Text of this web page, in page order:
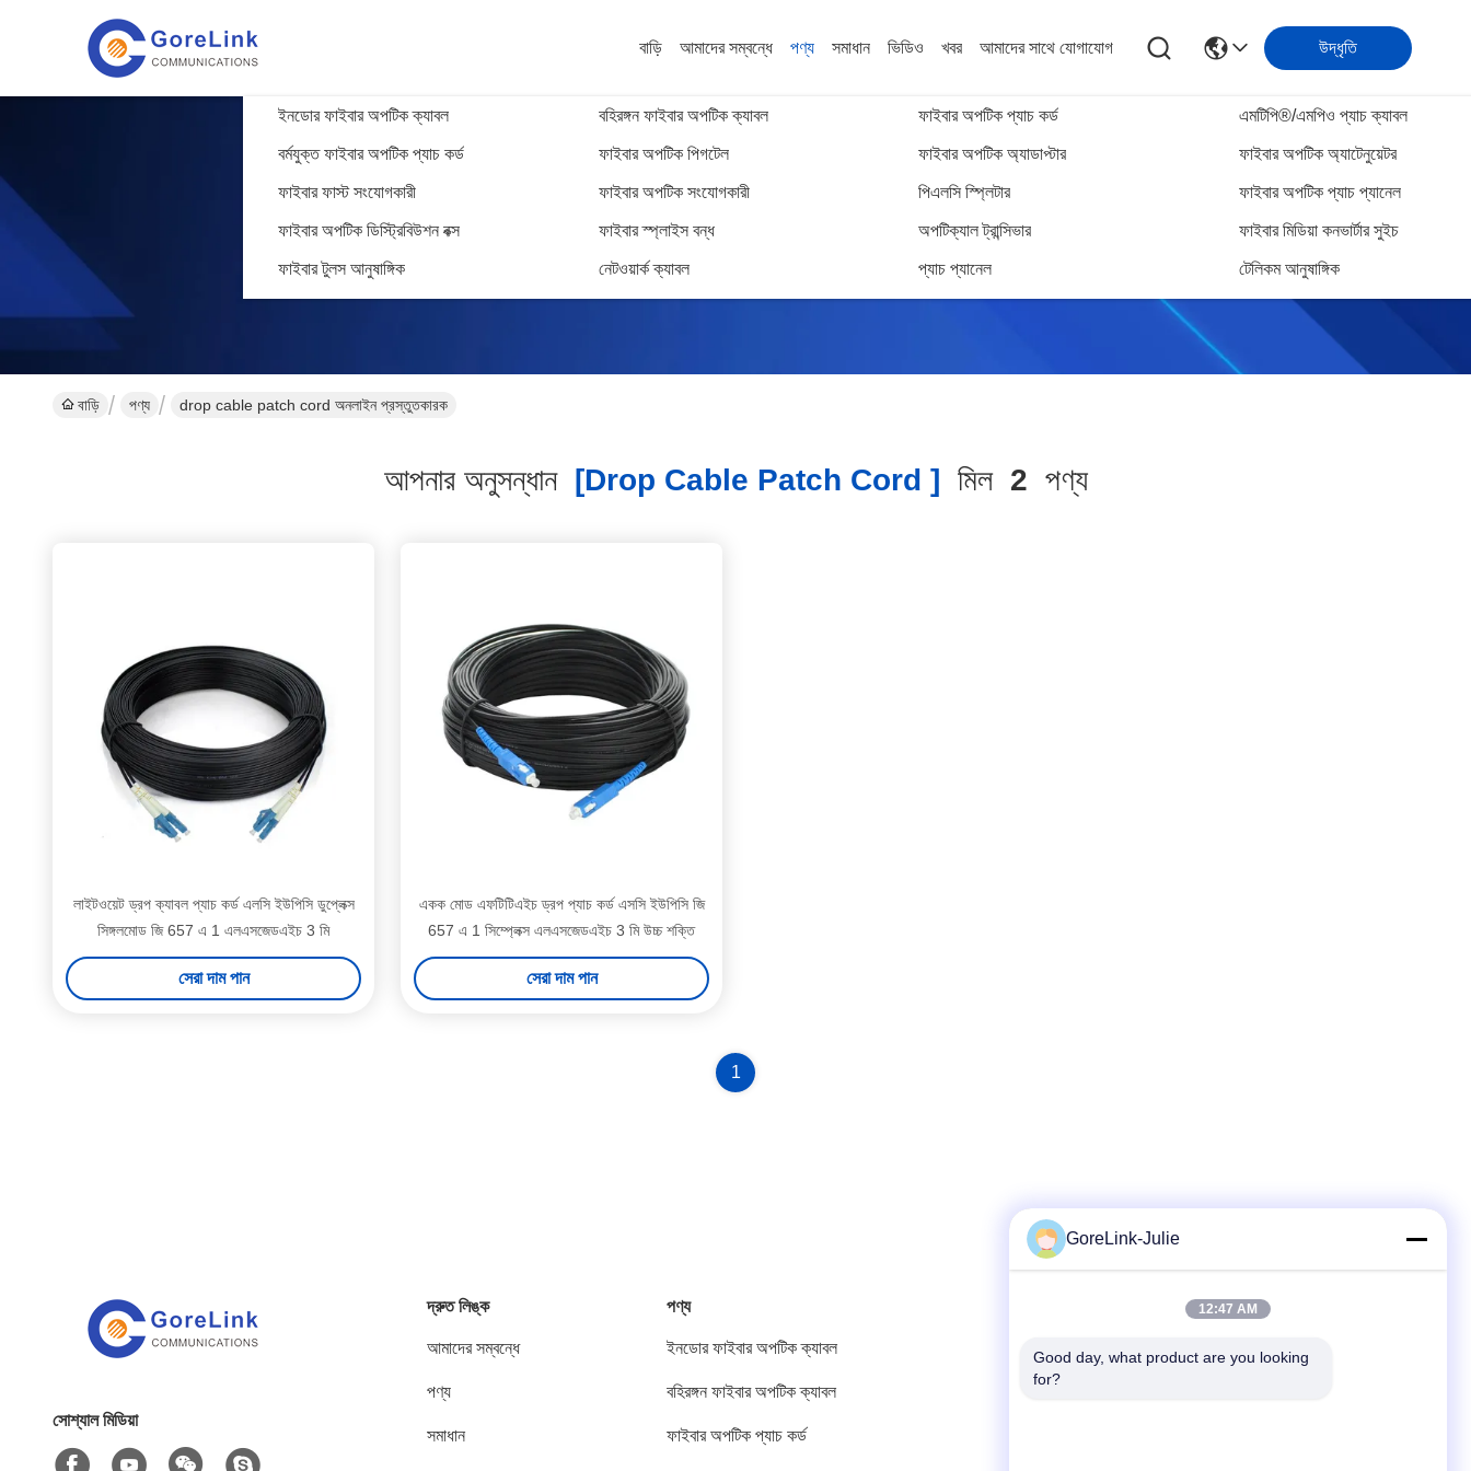
বাড়ি আমাদের সম্বন্ধে পণ্য
ইনডোর ফাইবার অপটিক ক্যাবল বহিরঙ্গন ফাইবার অপটিক ক্যাবল ফাইবার অপটিক প্যাচ কর্ড এমটিপি®/এমপিও প্যাচ ক্যাবল
বর্মযুক্ত ফাইবার অপটিক প্যাচ কর্ড ফাইবার অপটিক পিগটেল ফাইবার অপটিক অ্যাডাপ্টার ফাইবার অপটিক অ্যাটেনুয়েটর
ফাইবার ফাস্ট সংযোগকারী ফাইবার অপটিক সংযোগকারী পিএলসি স্প্লিটার ফাইবার অপটিক প্যাচ প্যানেল
ফাইবার অপটিক ডিস্ট্রিবিউশন বক্স ফাইবার স্প্লাইস বন্ধ অপটিক্যাল ট্রান্সিভার ফাইবার মিডিয়া কনভার্টার সুইচ
ফাইবার টুলস আনুষাঙ্গিক নেটওয়ার্ক ক্যাবল প্যাচ প্যানেল টেলিকম আনুষাঙ্গিক
সমাধান ভিডিও খবর আমাদের সাথে যোগাযোগ উদ্ধৃতি
অনুসন্ধান ফলাফল
বাড়ি পণ্য drop cable patch cord অনলাইন প্রস্তুতকারক
আপনার অনুসন্ধান[drop Cable Patch Cord ] মিল 2 পণ্য
লাইটওয়েট ড্রপ ক্যাবল প্যাচ কর্ড এলসি ইউপিসি ডুপ্লেক্স
সিঙ্গলমোড জি 657 এ 1 এলএসজেডএইচ 3 মি
সেরা দাম পান
একক মোড এফটিটিএইচ ড্রপ প্যাচ কর্ড এসসি ইউপিসি জি
657 এ 1 সিম্প্লেক্স এলএসজেডএইচ 3 মি উচ্চ শক্তি
সেরা দাম পান
1
সোশ্যাল মিডিয়া
দ্রুত লিঙ্ক
আমাদের সম্বন্ধে
পণ্য
সমাধান
পণ্য
ইনডোর ফাইবার অপটিক ক্যাবল
বহিরঙ্গন ফাইবার অপটিক ক্যাবল
ফাইবার অপটিক প্যাচ কর্ড
টেলিফোন
GoreLink-Julie
12:47 AM
Good day, what product are you looking
for?